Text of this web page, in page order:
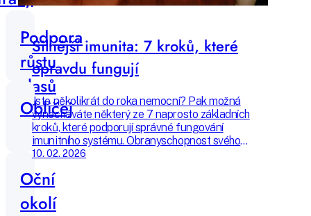
Podpora
růstu
vlasů
Obličej
Oční
okolí
Silnější imunita: 7 kroků, které
opravdu fungují
Jste několikrát do roka nemocní? Pak možná
vynecháváte některý ze 7 naprosto základních
kroků, které podporují správné fungování
imunitního systému. Obranyschopnost svého
organismu můžete zlepšit příjemně a
Poradíme vám, jak začít už dnes.
10. 02. 2026